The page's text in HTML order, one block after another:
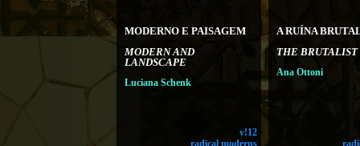
MODERNO E PAISAGEM
MODERN AND
LANDSCAPE
Luciana Schenk
v!12
A RUÍNA
THE BRUTALIST
Ana Ottoni